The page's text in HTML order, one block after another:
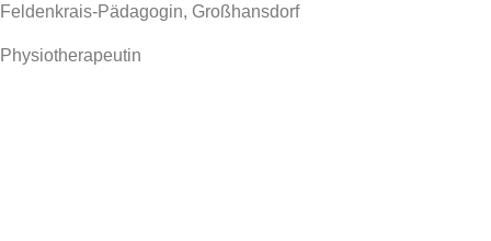
Feldenkrais-Pädagogin, Großhansdorf
Physiotherapeutin